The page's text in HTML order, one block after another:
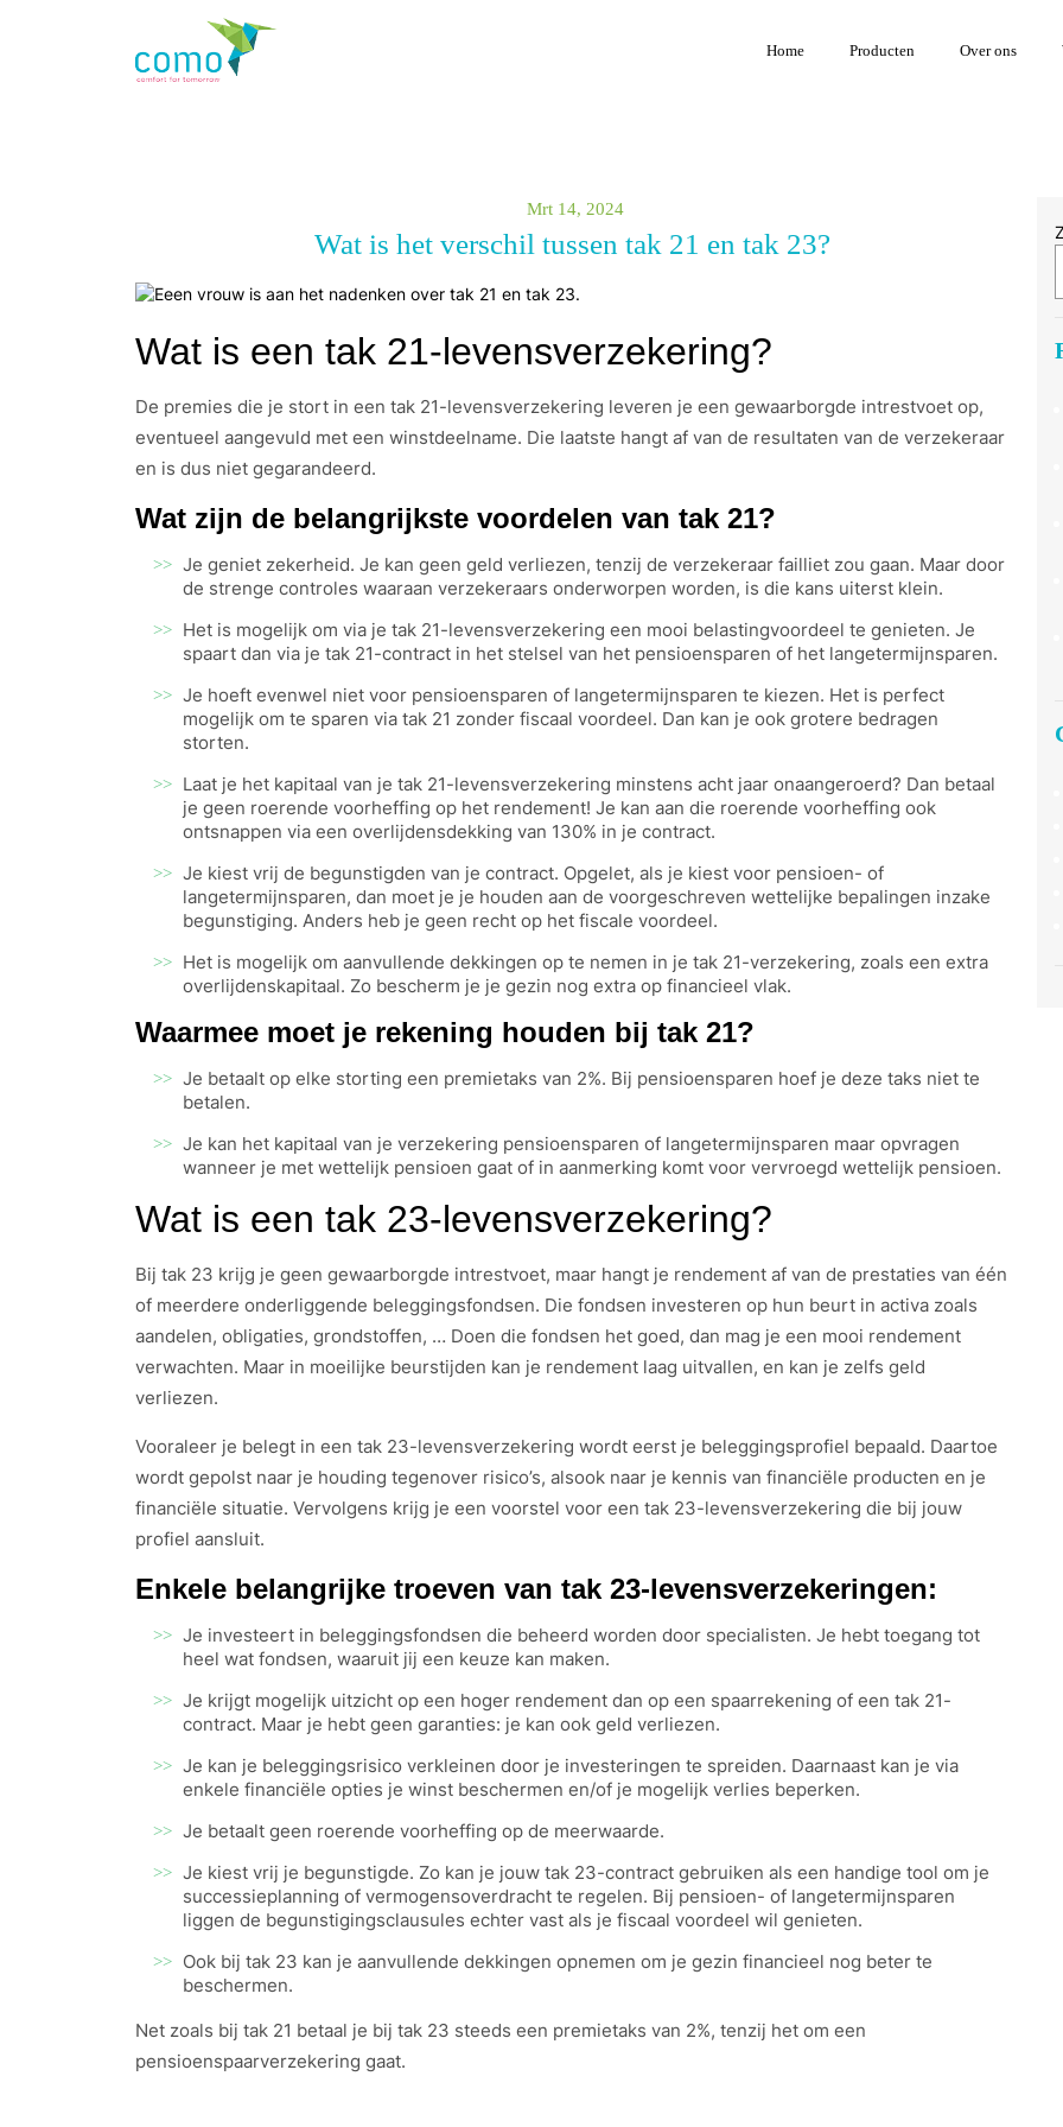
Home Producten Over ons
Mrt 14, 2024
Wat is het verschil tussen tak 21 en tak 23?
Wat is een tak 21-levensverzekering?
De premies die je stort in een tak 21-levensverzekering leveren je een gewaarborgde intrestvoet op,
eventueel aangevuld met een winstdeelname. Die laatste hangt af van de resultaten van de verzekeraar
en is dus niet gegarandeerd.
Wat zijn de belangrijkste voordelen van tak 21?
Je geniet zekerheid. Je kan geen geld verliezen, tenzij de verzekeraar failliet zou gaan. Maar door
de strenge controles waaraan verzekeraars onderworpen worden, is die kans uiterst klein.
Het is mogelijk om via je tak 21-levensverzekering een mooi belastingvoordeel te genieten. Je
spaart dan via je tak 21-contract in het stelsel van het pensioensparen of het langetermijnsparen.
Je hoeft evenwel niet voor pensioensparen of langetermijnsparen te kiezen. Het is perfect
mogelijk om te sparen via tak 21 zonder fiscaal voordeel. Dan kan je ook grotere bedragen
storten.
Laat je het kapitaal van je tak 21-levensverzekering minstens acht jaar onaangeroerd? Dan betaal
je geen roerende voorheffing op het rendement! Je kan aan die roerende voorheffing ook
ontsnappen via een overlijdensdekking van 130% in je contract.
Je kiest vrij de begunstigden van je contract. Opgelet, als je kiest voor pensioen- of
langetermijnsparen, dan moet je je houden aan de voorgeschreven wettelijke bepalingen inzake
begunstiging. Anders heb je geen recht op het fiscale voordeel.
Het is mogelijk om aanvullende dekkingen op te nemen in je tak 21-verzekering, zoals een extra
overlijdenskapitaal. Zo bescherm je je gezin nog extra op financieel vlak.
Waarmee moet je rekening houden bij tak 21?
Je betaalt op elke storting een premietaks van 2%. Bij pensioensparen hoef je deze taks niet te
betalen.
Je kan het kapitaal van je verzekering pensioensparen of langetermijnsparen maar opvragen
wanneer je met wettelijk pensioen gaat of in aanmerking komt voor vervroegd wettelijk pensioen.
Wat is een tak 23-levensverzekering?
Bij tak 23 krijg je geen gewaarborgde intrestvoet, maar hangt je rendement af van de prestaties van één
of meerdere onderliggende beleggingsfondsen. Die fondsen investeren op hun beurt in activa zoals
aandelen, obligaties, grondstoffen, … Doen die fondsen het goed, dan mag je een mooi rendement
verwachten. Maar in moeilijke beurstijden kan je rendement laag uitvallen, en kan je zelfs geld
verliezen.
Vooraleer je belegt in een tak 23-levensverzekering wordt eerst je beleggingsprofiel bepaald. Daartoe
wordt gepolst naar je houding tegenover risico’s, alsook naar je kennis van financiële producten en je
financiële situatie. Vervolgens krijg je een voorstel voor een tak 23-levensverzekering die bij jouw
profiel aansluit.
Enkele belangrijke troeven van tak 23-levensverzekeringen:
Je investeert in beleggingsfondsen die beheerd worden door specialisten. Je hebt toegang tot
heel wat fondsen, waaruit jij een keuze kan maken.
Je krijgt mogelijk uitzicht op een hoger rendement dan op een spaarrekening of een tak 21-
contract. Maar je hebt geen garanties: je kan ook geld verliezen.
Je kan je beleggingsrisico verkleinen door je investeringen te spreiden. Daarnaast kan je via
enkele financiële opties je winst beschermen en/of je mogelijk verlies beperken.
Je betaalt geen roerende voorheffing op de meerwaarde.
Je kiest vrij je begunstigde. Zo kan je jouw tak 23-contract gebruiken als een handige tool om je
successieplanning of vermogensoverdracht te regelen. Bij pensioen- of langetermijnsparen
liggen de begunstigingsclausules echter vast als je fiscaal voordeel wil genieten.
Ook bij tak 23 kan je aanvullende dekkingen opnemen om je gezin financieel nog beter te
beschermen.
Net zoals bij tak 21 betaal je bij tak 23 steeds een premietaks van 2%, tenzij het om een
pensioenspaarverzekering gaat.